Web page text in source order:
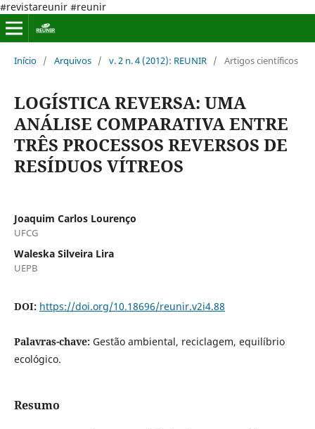
#revistareunir #reunir
Início / Arquivos / v. 2 n. 4 (2012): REUNIR / Artigos científicos
LOGÍSTICA REVERSA: UMA
ANÁLISE COMPARATIVA ENTRE
TRÊS PROCESSOS REVERSOS DE
RESÍDUOS VÍTREOS
Joaquim Carlos Lourenço
UFCG
Waleska Silveira Lira
UEPB
DOI: https://doi.org/10.18696/reunir.v2i4.88
Palavras-chave: Gestão ambiental, reciclagem, equilíbrio
ecológico.
Resumo